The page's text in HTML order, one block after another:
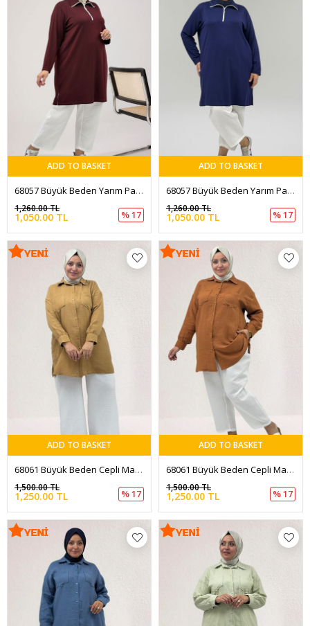
ADD TO BASKET
68057 Büyük Beden Yarım Pat Fermuarlı Modal Tunik - Bordo
1,050.00 TL
1,260.00 TL
% 17
ADD TO BASKET
68057 Büyük Beden Yarım Pat Fermuarlı Modal Tunik - İndigo
1,050.00 TL
1,260.00 TL
% 17
ADD TO BASKET
68061 Büyük Beden Cepli Manşetli Müslin Gömlek - Bisküvi
1,250.00 TL
1,500.00 TL
% 17
ADD TO BASKET
68061 Büyük Beden Cepli Manşetli Müslin Gömlek - Tarçın
1,250.00 TL
1,500.00 TL
% 17